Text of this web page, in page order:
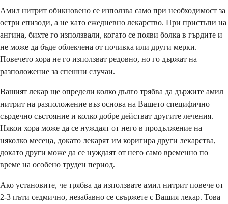
Амил нитрит обикновено се използва само при необходимост за
остри епизоди, а не като ежедневно лекарство. При пристъпи на
ангина, бихте го използвали, когато се появи болка в гърдите и
не може да бъде облекчена от почивка или други мерки.
Повечето хора не го използват редовно, но го държат на
разположение за спешни случаи.
Вашият лекар ще определи колко дълго трябва да държите амил
нитрит на разположение въз основа на Вашето специфично
сърдечно състояние и колко добре действат другите лечения.
Някои хора може да се нуждаят от него в продължение на
няколко месеца, докато лекарят им коригира други лекарства,
докато други може да се нуждаят от него само временно по
време на особено труден период.
Ако установите, че трябва да използвате амил нитрит повече от
2-3 пъти седмично, незабавно се свържете с Вашия лекар. Това